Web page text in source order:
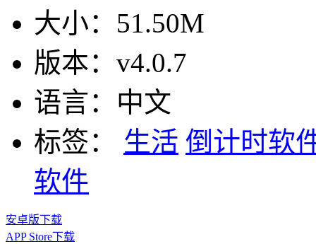
大小： 51.50M
版本： v4.0.7
语言： 中文
标签：
生活 倒计时软
软件
安卓版下载
APP Store下载